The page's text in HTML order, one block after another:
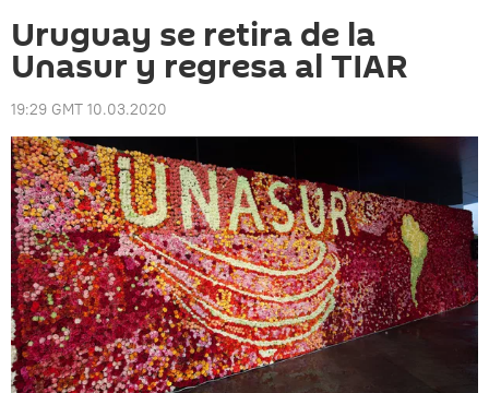
Uruguay se retira de la
Unasur y regresa al TIAR
19:29 GMT 10.03.2020